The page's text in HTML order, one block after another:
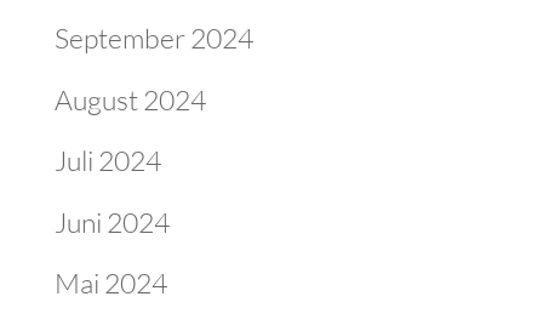
September 2024
August 2024
Juli 2024
Juni 2024
Mai 2024